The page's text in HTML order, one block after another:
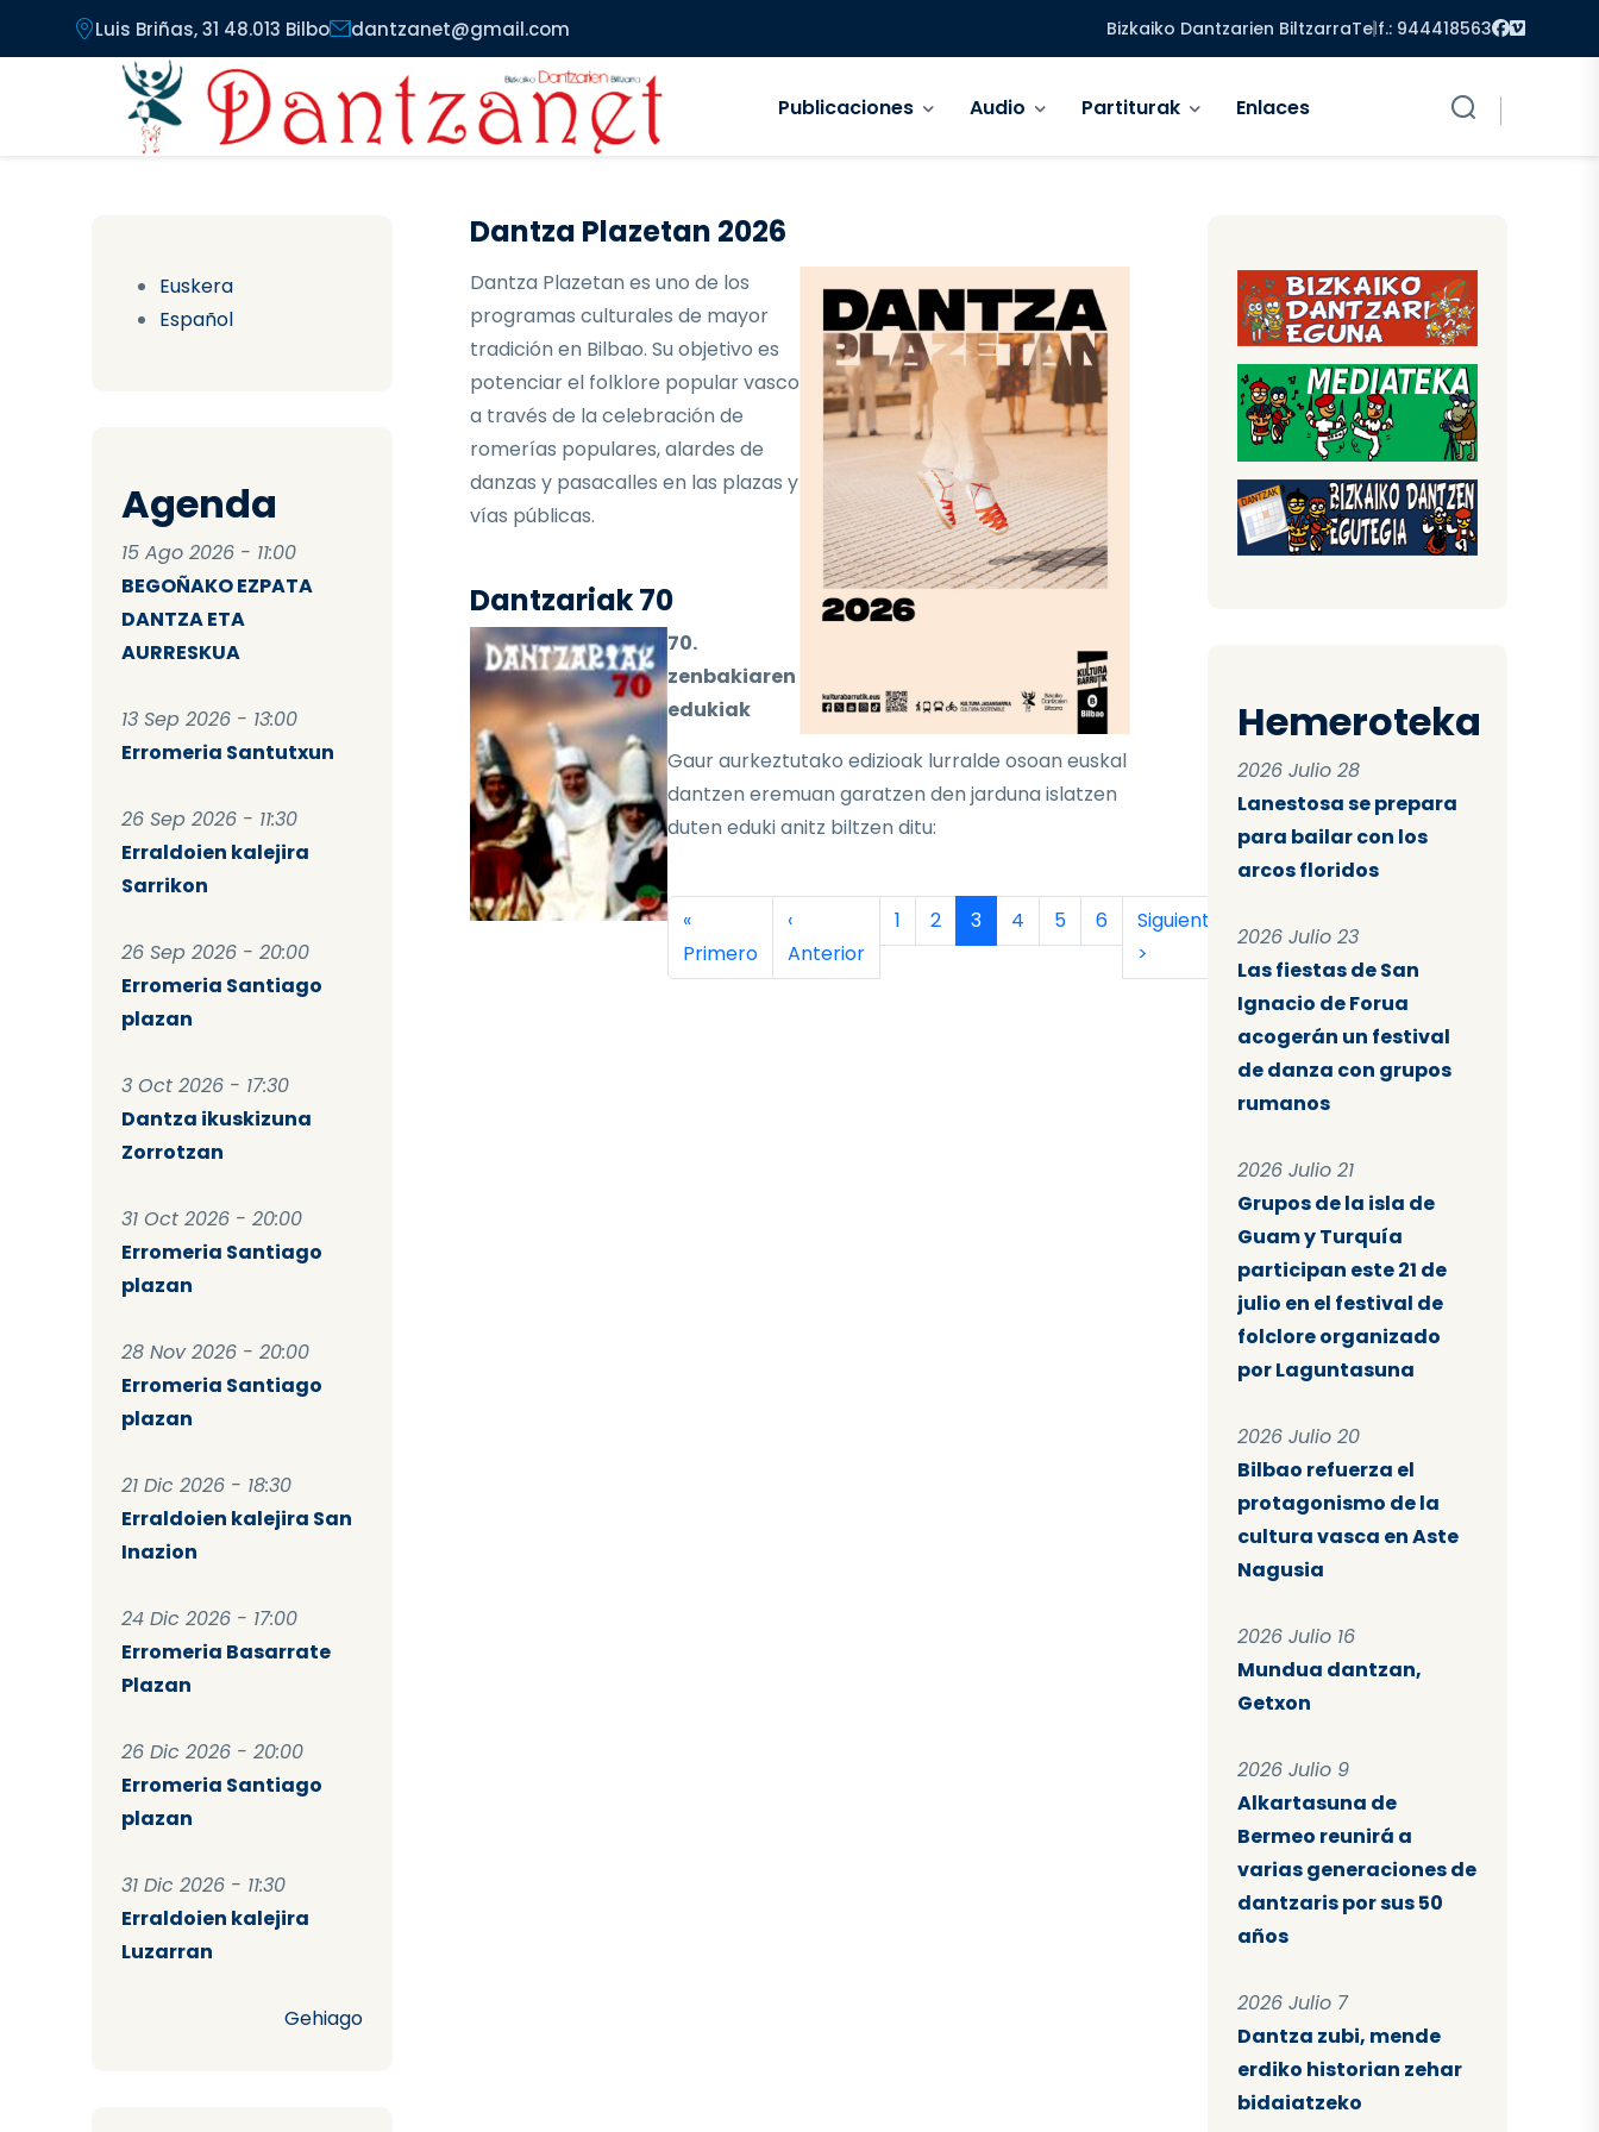
Pasar al contenido principal
Luis Briñas, 31 48.013 Bilbo dantzanet@gmail.com Bizkaiko Dantzarien BiltzarraTelf.: 944418563 Facebook
Vimeo
Publicaciones Audio Partiturak Enlaces
Euskera
Español
Agenda
15 Ago 2026 - 11:00
BEGOÑAKO EZPATA
DANTZA ETA
AURRESKUA
13 Sep 2026 - 13:00
Erromeria Santutxun
26 Sep 2026 - 11:30
Erraldoien kalejira
Sarrikon
26 Sep 2026 - 20:00
Erromeria Santiago
plazan
3 Oct 2026 - 17:30
Dantza ikuskizuna
Zorrotzan
31 Oct 2026 - 20:00
Erromeria Santiago
plazan
28 Nov 2026 - 20:00
Erromeria Santiago
plazan
21 Dic 2026 - 18:30
Erraldoien kalejira San
Inazion
24 Dic 2026 - 17:00
Erromeria Basarrate
Plazan
26 Dic 2026 - 20:00
Erromeria Santiago
plazan
31 Dic 2026 - 11:30
Erraldoien kalejira
Luzarran
Gehiago
Dantza Plazetan 2026
Dantza Plazetan es uno de los
programas culturales de mayor
tradición en Bilbao. Su objetivo es
potenciar el folklore popular vasco
a través de la celebración de
romerías populares, alardes de
danzas y pasacalles en las plazas y
vías públicas.
Dantzariak 70
70.
zenbakiaren
edukiak
Gaur aurkeztutako edizioak lurralde osoan euskal
dantzen eremuan garatzen den jarduna islatzen
duten eduki anitz biltzen ditu:
Paginación Primera página
«
Primero
Página anterior
‹
Anterior
Página
1 Página
2 Página actual
3 Página
4 Página
5 Página
6 Siguiente página
Siguiente
>
Hemeroteka
2026 Julio 28
Lanestosa se prepara
para bailar con los
arcos floridos
2026 Julio 23
Las fiestas de San
Ignacio de Forua
acogerán un festival
de danza con grupos
rumanos
2026 Julio 21
Grupos de la isla de
Guam y Turquía
participan este 21 de
julio en el festival de
folclore organizado
por Laguntasuna
2026 Julio 20
Bilbao refuerza el
protagonismo de la
cultura vasca en Aste
Nagusia
2026 Julio 16
Mundua dantzan,
Getxon
2026 Julio 9
Alkartasuna de
Bermeo reunirá a
varias generaciones de
dantzaris por sus 50
años
2026 Julio 7
Dantza zubi, mende
erdiko historian zehar
bidaiatzeko